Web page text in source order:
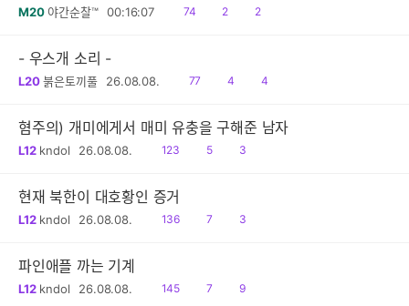
M20 야간순찰™ 00:16:07
읽
74
공
2
댓
2
- 우스개 소리 -
L20 붉은토끼풀 26.08.08.
읽
77
공
4
댓
4
혐주의) 개미에게서 매미 유충을 구해준 남자
L12 kndol 26.08.08.
읽
123
공
5
댓
3
현재 북한이 대호황인 증거
L12 kndol 26.08.08.
읽
136
공
7
댓
3
파인애플 까는 기계
L12 kndol 26.08.08.
읽
145
공
7
댓
9